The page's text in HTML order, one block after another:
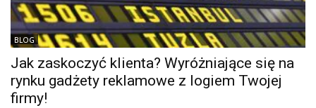
BLOG
Jak zaskoczyć klienta? Wyróżniające się na
rynku gadżety reklamowe z logiem Twojej
firmy!